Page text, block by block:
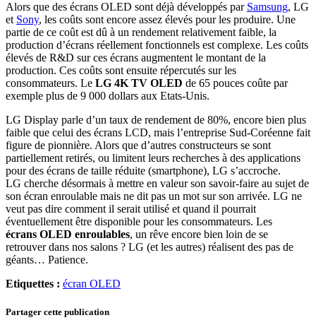
Alors que des écrans OLED sont déjà développés par Samsung, LG
et Sony, les coûts sont encore assez élevés pour les produire. Une
partie de ce coût est dû à un rendement relativement faible, la
production d’écrans réellement fonctionnels est complexe. Les coûts
élevés de R&D sur ces écrans augmentent le montant de la
production. Ces coûts sont ensuite répercutés sur les
consommateurs. Le LG 4K TV OLED de 65 pouces coûte par
exemple plus de 9 000 dollars aux Etats-Unis.
LG Display parle d’un taux de rendement de 80%, encore bien plus
faible que celui des écrans LCD, mais l’entreprise Sud-Coréenne fait
figure de pionnière. Alors que d’autres constructeurs se sont
partiellement retirés, ou limitent leurs recherches à des applications
pour des écrans de taille réduite (smartphone), LG s’accroche.
LG cherche désormais à mettre en valeur son savoir-faire au sujet de
son écran enroulable mais ne dit pas un mot sur son arrivée. LG ne
veut pas dire comment il serait utilisé et quand il pourrait
éventuellement être disponible pour les consommateurs. Les
écrans OLED enroulables, un rêve encore bien loin de se
retrouver dans nos salons ? LG (et les autres) réalisent des pas de
géants… Patience.
Etiquettes : écran OLED
Partager cette publication